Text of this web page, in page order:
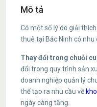
Mô tả
Có một số lý do giải
thuê tại Bắc Ninh có
Thay đổi trong chuỗi
đổi trong quy trình sản
doanh nghiệp quản lý
thể tạo ra nhu cầu về
ngày càng tăng.